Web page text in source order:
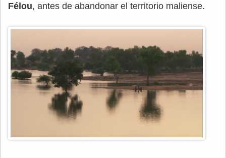
Félou, antes de abandonar el territorio maliense.